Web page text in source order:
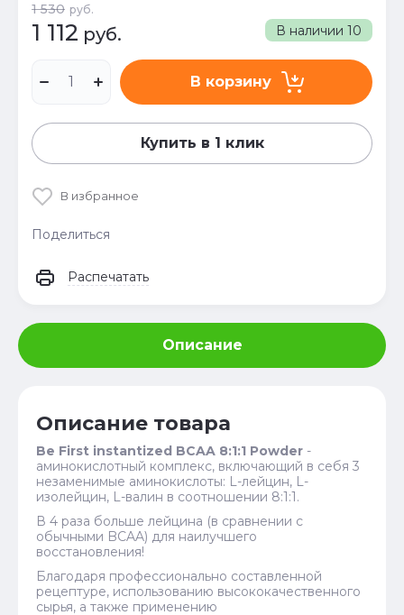
В наличии 10
1 530 руб.
1 112 руб.
В корзину
Купить в 1 клик
В избранное
Поделиться
Распечатать
Описание
Описание товара
Be First instantized BCAA 8:1:1 Powder -
аминокислотный комплекс, включающий в себя 3
незаменимые аминокислоты: L-лейцин, L-
изолейцин, L-валин в соотношении 8:1:1.
В 4 раза больше лейцина (в сравнении с
обычными BCAA) для наилучшего
восстановления!
Благодаря профессионально составленной
рецептуре, использованию высококачественного
сырья, а также применению